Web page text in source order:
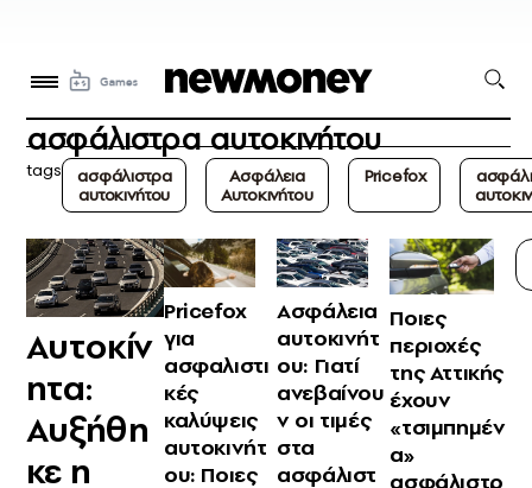
ασφάλιστρα αυτοκινήτου
tags
ασφάλιστρα
αυτοκινήτου
Ασφάλεια
Αυτοκινήτου
Pricefox
Αυτοκίν
ητα:
Αυξήθη
κε η
Pricefox
για
ασφαλιστι
κές
καλύψεις
αυτοκινήτ
ου: Ποιες
Ασφάλεια
αυτοκινήτ
ου: Γιατί
ανεβαίνου
ν οι τιμές
στα
ασφάλιστ
Ποιες
περιοχές
της Αττικής
έχουν
«τσιμπημέν
α»
ασφάλιστρ